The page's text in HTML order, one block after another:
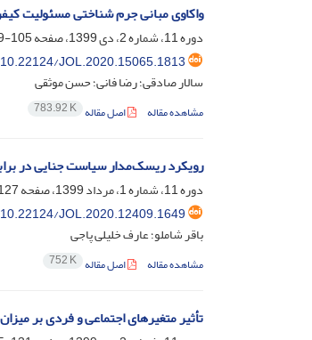
واکاوی مبانی جرم شناختی مسئولیت
دوره 11، شماره 2، دی 1399، صفحه
105-129
10.22124/JOL.2020.15065.1813
سالار صادقی؛ رضا فانی؛ حسن موثقی
مشاهده مقاله اصل مقاله 783.92 K
رویکرد ریسک‌مدار سیاست جنایی در
دوره 11، شماره 1، مرداد 1399، صفحه
152
10.22124/JOL.2020.12409.1649
باقر شاملو؛ عارف خلیلی پاجی
مشاهده مقاله اصل مقاله 752 K
تأثیر متغیرهای اجتماعی و فردی بر